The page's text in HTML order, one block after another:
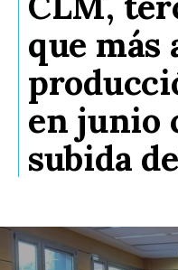
que más
en junio
subida